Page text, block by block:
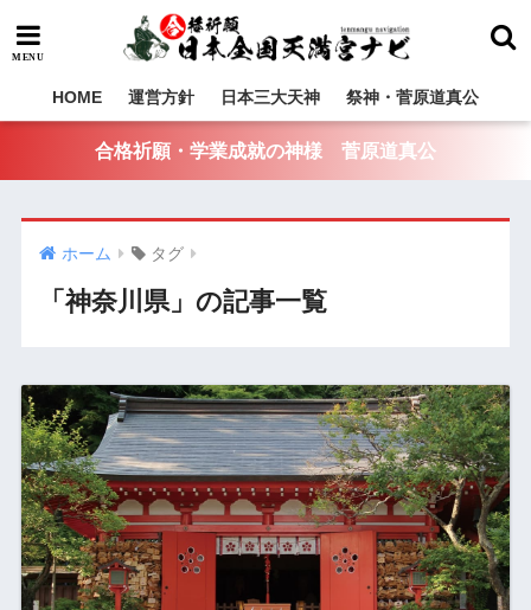
HOME 運営方針 日本三大天神 祭神・菅原道真公
合格祈願・学業成就の神様 菅原道真公
ホーム タグ
「神奈川県」の記事一覧